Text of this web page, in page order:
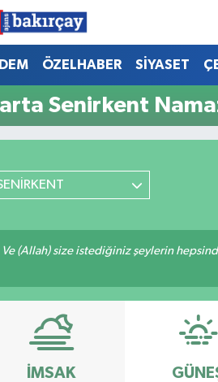
ÖZELHABER SİYASET
Senirkent
Ve (Allah) size istediğiniz şeylerin
İMSAK
Eczaneler
Vakitleri
Haritası
Durumu ve Fikstür